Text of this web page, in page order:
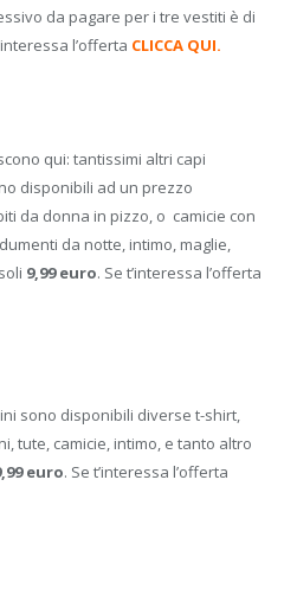
da pagare per i tre vestiti è di
l’offerta CLICCA QUI.
qui: tantissimi altri capi
disponibili ad un prezzo
da donna in pizzo, o camicie con
da notte, intimo, maglie,
9,99 euro. Se t’interessa l’offerta
sono disponibili diverse t-shirt,
tute, camicie, intimo, e tanto altro
euro. Se t’interessa l’offerta